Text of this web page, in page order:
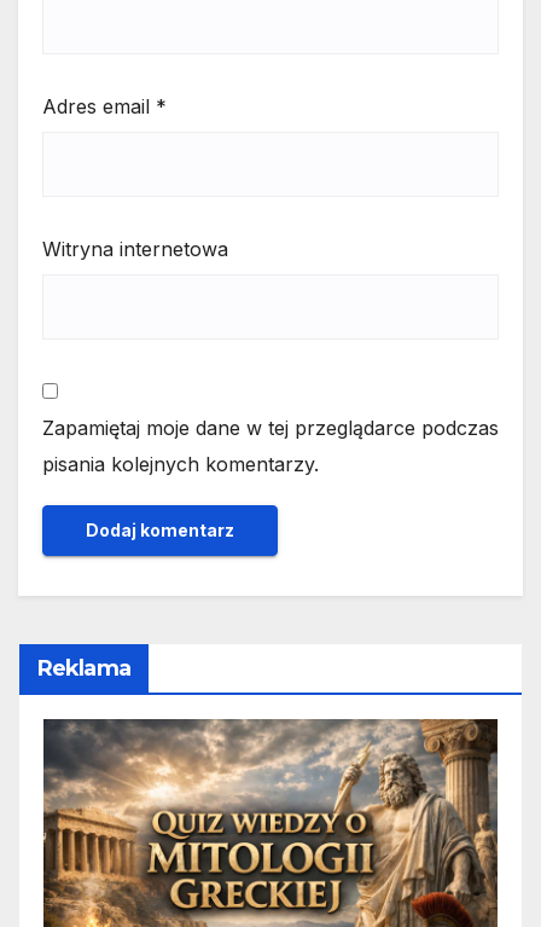
Adres email *
Witryna internetowa
Zapamiętaj moje dane w tej przeglądarce podczas
pisania kolejnych komentarzy.
Reklama